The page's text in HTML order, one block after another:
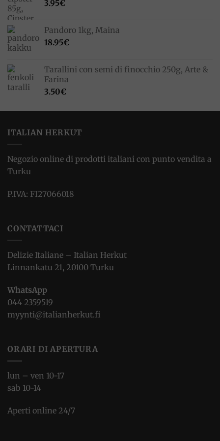
3.95€
Pandoro 1kg, Maina
18.95€
Tarallini con semi di finocchio 250g, Arte &
Farina
3.50€
ITALIAN HERKUT
Negozio online di prodotti italiani con punto vendita a
Turku
P.IVA: FI27066018
CONTATTACI
Delizie Italiane – Italian Herkut
Linnankatu 21, 20100 Turku
WhatsApp
044 2359519
myynti@italianherkut.fi
ORARI DI APERTURA
lun – ven 10-17
sab 10-14
Aperti online 24/7